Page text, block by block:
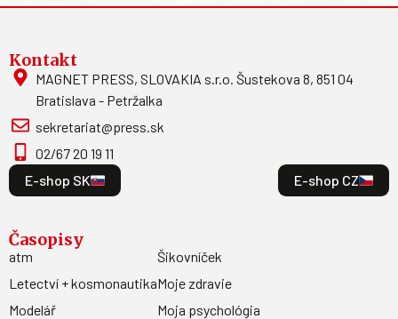
Kontakt
MAGNET PRESS, SLOVAKIA s.r.o. Šustekova 8, 851 04
Bratislava - Petržalka
sekretariat@press.sk
02/67 20 19 11
E-shop SK
E-shop CZ
Časopisy
atm
Letectví + kosmonautika
Modelář
Šikovníček
Moje zdravie
Moja psychológia